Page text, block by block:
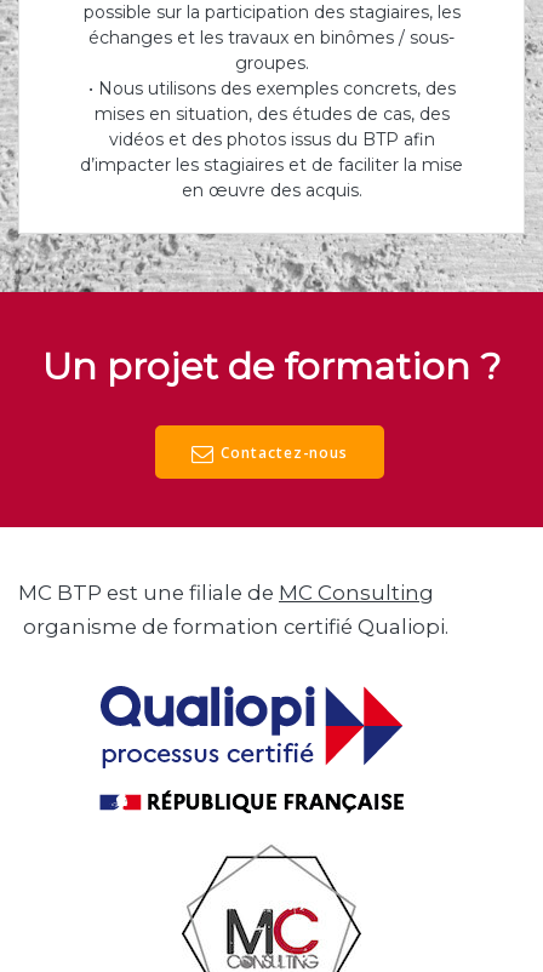
possible sur la participation des stagiaires, les
échanges et les travaux en binômes / sous-
groupes.
• Nous utilisons des exemples concrets, des
mises en situation, des études de cas, des
vidéos et des photos issus du BTP afin
d’impacter les stagiaires et de faciliter la mise
en œuvre des acquis.
Un projet de formation ?
Contactez-nous
MC BTP est une filiale de MC Consulting
organisme de formation certifié Qualiopi.